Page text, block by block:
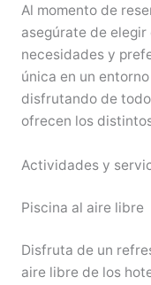
Al momento de
asegúrate de
necesidades y
única en un
disfrutando de
ofrecen los
Actividades y
Piscina al aire libre
Disfruta de un
aire libre de los